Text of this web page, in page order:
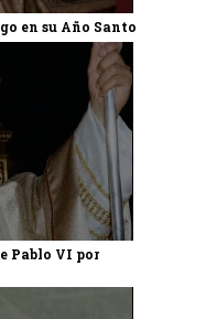
en su Año Santo
Pablo VI por